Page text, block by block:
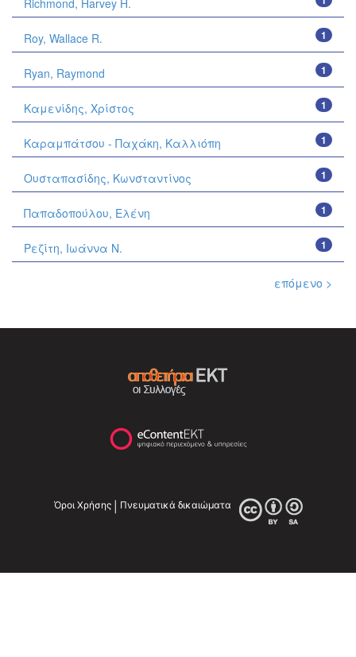
Richmond, Harvey H.
1
Roy, Wallace R.
1
Ryan, Raymond
1
Καμενίδης, Χρίστος
1
Καραμπάτσου - Παχάκη, Καλλιόπη
1
Ουσταπασίδης, Κωνσταντίνος
1
Παπαδοπούλου, Ελένη
1
Ρεζίτη, Ιωάννα Ν.
επόμενο >